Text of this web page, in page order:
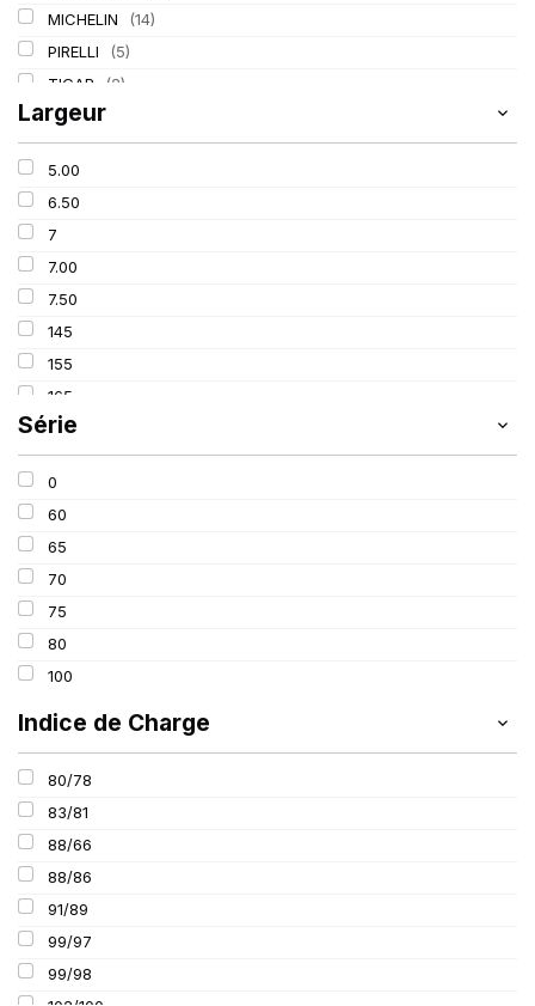
MICHELIN
(14)
PIRELLI
(5)
TIGAR
(2)
Largeur
5.00
6.50
7
7.00
7.50
145
155
165
175
185
195
205
215
225
235
Série
0
60
65
70
75
80
100
Indice de Charge
80/78
83/81
88/66
88/86
91/89
99/97
99/98